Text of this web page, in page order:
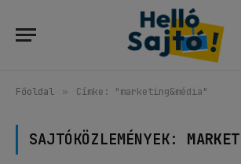
Főoldal » Címke: "marketing&média"
SAJTÓKÖZLEMÉNYEK: